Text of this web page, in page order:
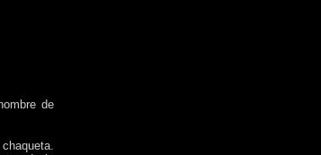
de